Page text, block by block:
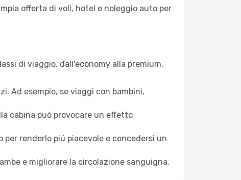
offerta di voli, hotel e noleggio auto per
di viaggio, dall'economy alla premium,
Ad esempio, se viaggi con bambini,
cabina può provocare un effetto
renderlo piú piacevole e concedersi un
e migliorare la circolazione sanguigna.